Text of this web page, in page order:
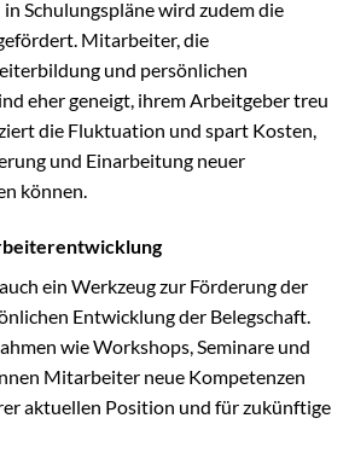
Schulungspläne wird zudem die
Mitarbeiter, die
und persönlichen
eher geneigt, ihrem Arbeitgeber treu
die Fluktuation und spart Kosten,
und Einarbeitung neuer
können.
ein Werkzeug zur Förderung der
Entwicklung der Belegschaft.
wie Workshops, Seminare und
Mitarbeiter neue Kompetenzen
aktuellen Position und für zukünftige